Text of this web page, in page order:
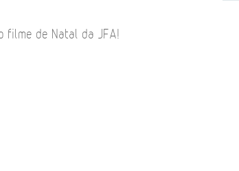
filme de Natal da JFA!